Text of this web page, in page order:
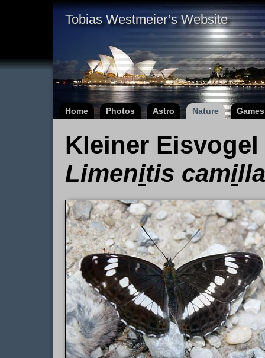
Tobias Westmeier’s Website
Home Photos Astro Nature Games
Kleiner Eisvogel
Limenitis camilla